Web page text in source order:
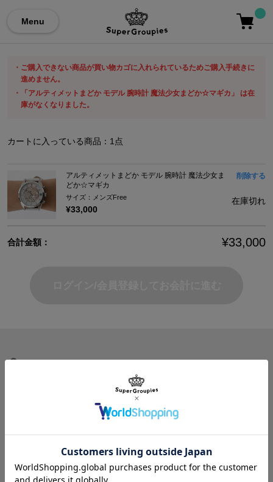
Menu
ご購入できない商品が買い物カゴに入れられているためご購入手続きに
進めません。
「アルティメットまどか モデル 腕時計 魔法少女まどか☆マギカ」 は在
庫がなくなりました。
カートに入っている商品： 1 点
アルティメットまどか モデル 腕時計 魔法少女ま
どか☆マギカ
サイズ：メンズFree
¥33,000
削除する
在庫切れ
合計金額： ¥33,000
ヘルプ＆ガイド
SuperGroupiesとは？
よくある質問